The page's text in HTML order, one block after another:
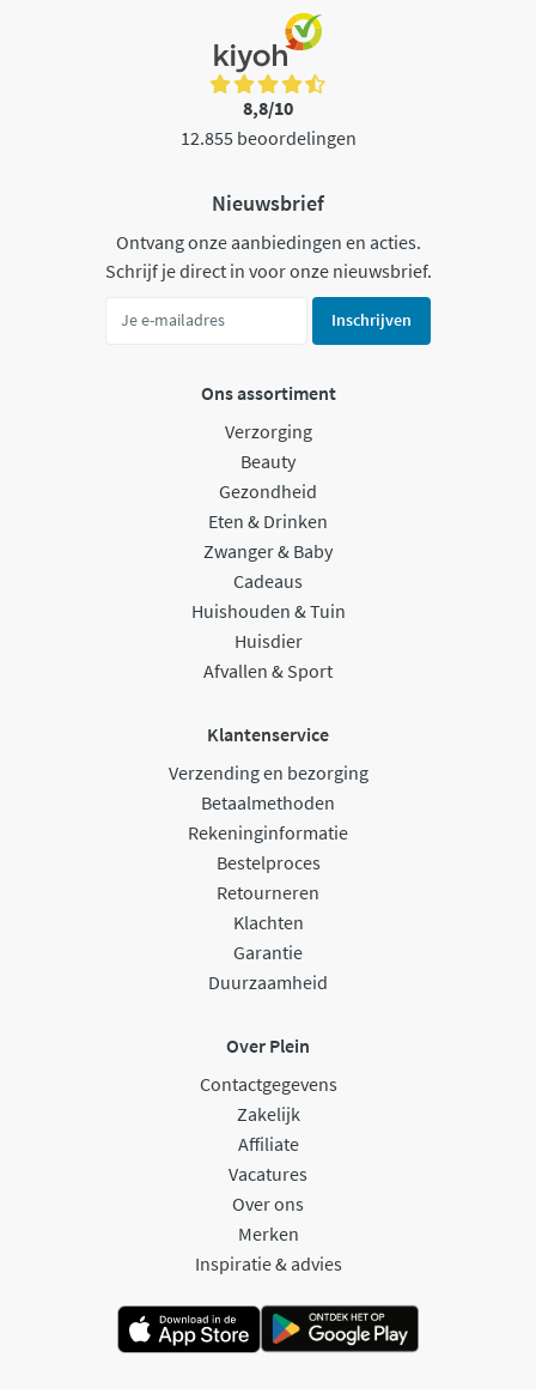
8,8/10
12.855 beoordelingen
Nieuwsbrief
Ontvang onze aanbiedingen en acties.
Schrijf je direct in voor onze nieuwsbrief.
Inschrijven
Ons assortiment
Verzorging
Beauty
Gezondheid
Eten & Drinken
Zwanger & Baby
Cadeaus
Huishouden & Tuin
Huisdier
Afvallen & Sport
Klantenservice
Verzending en bezorging
Betaalmethoden
Rekeninginformatie
Bestelproces
Retourneren
Klachten
Garantie
Duurzaamheid
Over Plein
Contactgegevens
Zakelijk
Affiliate
Vacatures
Over ons
Merken
Inspiratie & advies